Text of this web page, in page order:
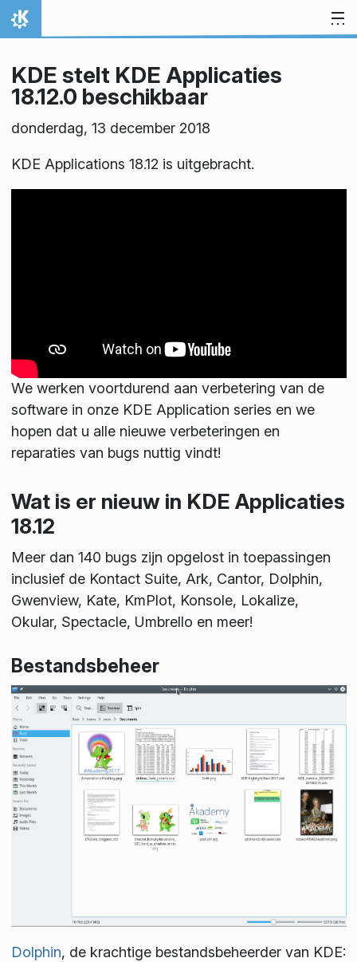
Spring naar inhoud
Thuis
KDE stelt KDE Applicaties
18.12.0 beschikbaar
donderdag, 13 december 2018
KDE Applications 18.12 is uitgebracht.
We werken voortdurend aan verbetering van de
software in onze KDE Application series en we
hopen dat u alle nieuwe verbeteringen en
reparaties van bugs nuttig vindt!
Wat is er nieuw in KDE Applicaties
18.12
Meer dan 140 bugs zijn opgelost in toepassingen
inclusief de Kontact Suite, Ark, Cantor, Dolphin,
Gwenview, Kate, KmPlot, Konsole, Lokalize,
Okular, Spectacle, Umbrello en meer!
Bestandsbeheer
Dolphin, de krachtige bestandsbeheerder van KDE: